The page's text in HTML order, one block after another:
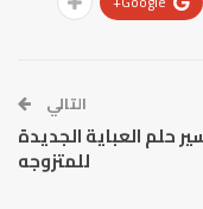
التالي
حلم العباية الجديدة
للمتزوجه